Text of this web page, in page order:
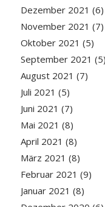
Dezember 2021 (6)
November 2021 (7)
Oktober 2021 (5)
September 2021 (5)
August 2021 (7)
Juli 2021 (5)
Juni 2021 (7)
Mai 2021 (8)
April 2021 (8)
März 2021 (8)
Februar 2021 (9)
Januar 2021 (8)